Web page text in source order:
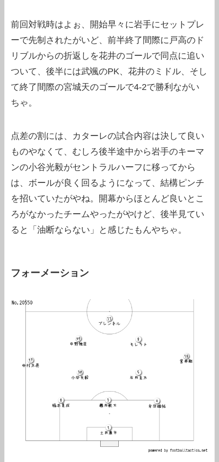
前回対戦時はよぉ、開始早々に岩手にセットプレ
ーで先制されたがいど、前半終了間際に戸高のド
リブルからの折返しを花井のゴールで同点に追い
ついて、後半には武颯のPK、花井のミドル、そし
て終了間際の宮城天のゴールで4-2で勝利ながい
ちゃ。
点差の割には、カターレの試合内容は決して良い
ものやなくて、むしろ後半途中から岩手のキーマ
ンの小谷光毅がセントラルハーフに移ってから
は、ボールが良く回るようになって、結構ピンチ
を招いていたがやね。開幕からほとんど良いとこ
ろがなかったチームやったがやけど、後半見てい
ると「油断ならない」と感じたもんやちゃ。
フォーメーション